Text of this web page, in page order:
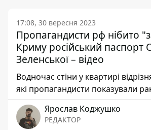
17:08, 30 вересня 2023
Пропагандисти рф нібито
Криму російський паспорт
Зеленської – відео
Водночас стіни у квартирі
які пропагандисти показували
Ярослав Коджушко
РЕДАКТОР